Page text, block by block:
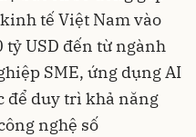
tế Việt Nam vào
USD đến từ ngành
SME, ứng dụng AI
để duy trì khả năng
nghệ số